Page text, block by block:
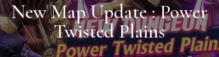
New Map Update : Power
Twisted Plains